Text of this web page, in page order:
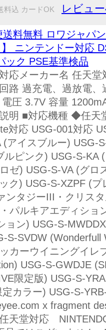
料込 カードOK レビュ
送料無料 ロワジャパ
】 ニンテンドー対応
ック PSE基準検品
応メーカー名 任天
路 過充電、過放電
圧 3.7V 容量
明 ■対応機種 ◆任
対応 USG-001対応
(アイスブルー) USG-
ルピンク) USG-S-KA
ゼ) USG-S-VA (グロ
ク) USG-S-XZPF (
ンタジーIII・クリス
パルキアエディショ
ョン) USG-S-
S-SVDW
カーウイニングイレ
USG-S-GWDJE
限定版) USG-S-
カラー) USG-S-
x fragment
天堂対応